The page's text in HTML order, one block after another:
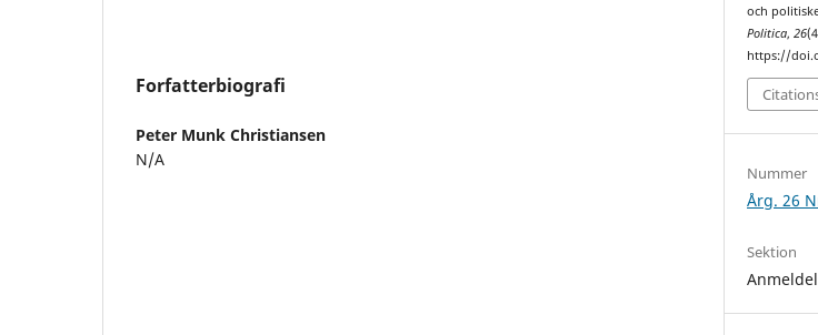
Forfatterbiografi
Peter Munk Christiansen
N/A
och
Politica,26
https://
Nummer
Årg. 26
Sektion